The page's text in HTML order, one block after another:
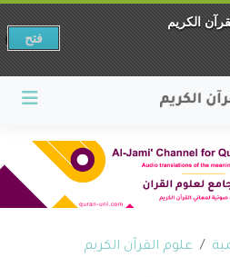
علوم القرآن الكريم
الكريم
فتح